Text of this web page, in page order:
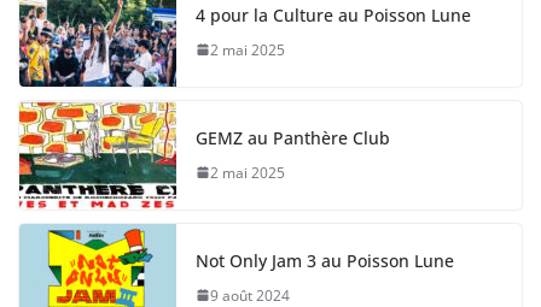
4 pour la Culture au Poisson Lune
2 mai 2025
GEMZ au Panthère Club
2 mai 2025
Not Only Jam 3 au Poisson Lune
9 août 2024